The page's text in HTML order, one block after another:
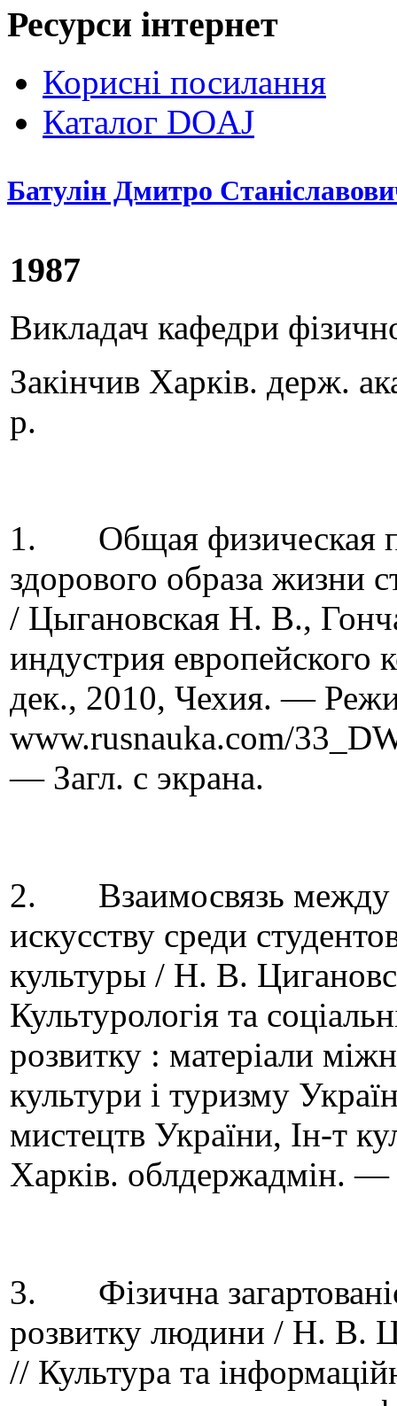
Ресурси інтернет
Корисні посилання
Каталог DOAJ
Батулін Дмитро
1987
Викладач кафедри
Закінчив Харків. держ.
р.
1. Общая физическая
здорового образа жизни
/ Цыгановская Н. В.,
индустрия
дек., 2010, Чехия. —
www.rusnauka.com/
— Загл. с экрана.
2. Взаимосвязь между
искусству среди
культуры / Н. В.
Культурологія та
розвитку : матеріали
культури і туризму
мистецтв України, Ін-т
Харків. облдержадмін.
3. Фізична
розвитку людини / Н. В.
// Культура та